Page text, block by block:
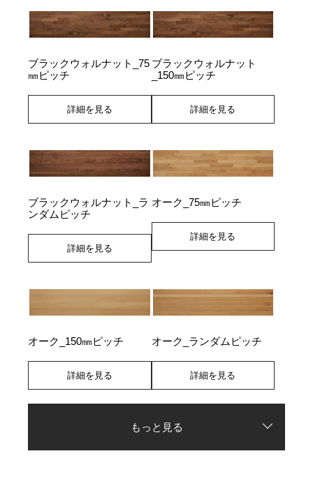
ブラックウォルナット_75
㎜ピッチ
詳細を見る
ブラックウォルナット
_150㎜ピッチ
詳細を見る
ブラックウォルナット_ラ
ンダムピッチ
詳細を見る
オーク_75㎜ピッチ
詳細を見る
オーク_150㎜ピッチ
詳細を見る
オーク_ランダムピッチ
詳細を見る
もっと見る